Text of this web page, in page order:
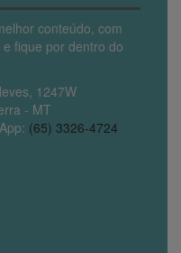
conteúdo, com
fique por dentro do
1247W
- MT
(65) 3326-4724